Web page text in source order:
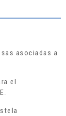
asociadas a
el